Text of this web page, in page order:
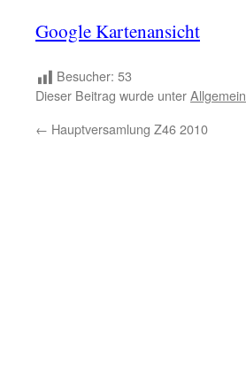
Google Kartenansicht
Besucher: 53
Dieser Beitrag wurde unterAllgemein
← Hauptversamlung Z46 2010